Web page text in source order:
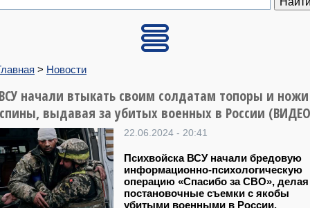
> Новости
начали втыкать своим солдатам топоры и ножи
выдавая за убитых военных в России
22.06.2024 - 20:41
Психвойска ВСУ начали бредовую
информационно-психологическую
операцию «Спасибо за СВО», делая
постановочные съемки с якобы
убитыми военными в России.